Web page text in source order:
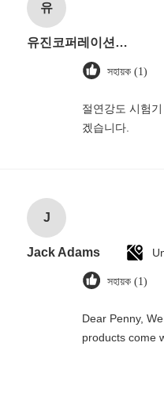
유
유진코퍼레이션에 황동익입니다.
সহায়ক (1)
절연강도 시험
겠습니다.
J
Jack Adams
সহায়ক (1)
Dear Penny,
products come